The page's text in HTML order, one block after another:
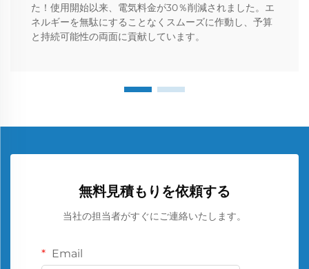
た！使用開始以来、電気料金が30％削減されました。エ
ネルギーを無駄にすることなくスムーズに作動し、予算
と持続可能性の両面に貢献しています。
無料見積もりを依頼する
当社の担当者がすぐにご連絡いたします。
Email